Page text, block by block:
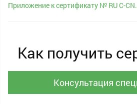
Приложение к сертификату № RU С-
Как получить
Консультация